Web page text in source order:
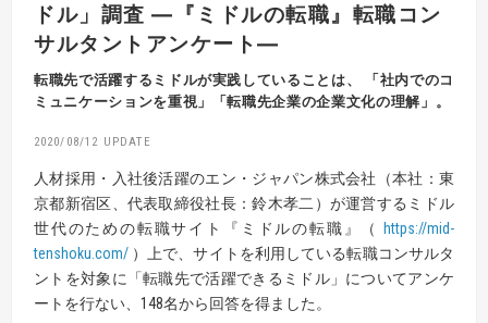
ドル」調査―『ミドルの転職』転職コン
サルタントアンケート―
転職先で活躍するミドルが実践していることは、
「社内でのコ
ミュニケーションを重視」「転職先企業の企業文化の理解」。
2020/08/12
人材採用・入社後活躍のエン・ジャパン株式会社（本社：東
京都新宿区、代表取締役社長：鈴木孝二）が運営するミドル
世代のための転職サイト『ミドルの転職』（ https://mid-
tenshoku.com/ ）上で、サイトを利用している転職コンサルタ
ントを対象に「転職先で活躍できるミドル」についてアンケ
ートを行ない、148名から回答を得ました。